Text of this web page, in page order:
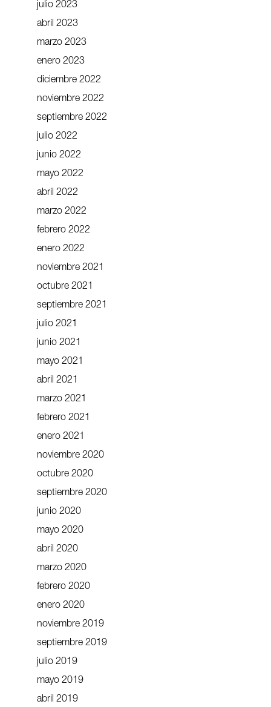
julio 2023
abril 2023
marzo 2023
enero 2023
diciembre 2022
noviembre 2022
septiembre 2022
julio 2022
junio 2022
mayo 2022
abril 2022
marzo 2022
febrero 2022
enero 2022
noviembre 2021
octubre 2021
septiembre 2021
julio 2021
junio 2021
mayo 2021
abril 2021
marzo 2021
febrero 2021
enero 2021
noviembre 2020
octubre 2020
septiembre 2020
junio 2020
mayo 2020
abril 2020
marzo 2020
febrero 2020
enero 2020
noviembre 2019
septiembre 2019
julio 2019
mayo 2019
abril 2019